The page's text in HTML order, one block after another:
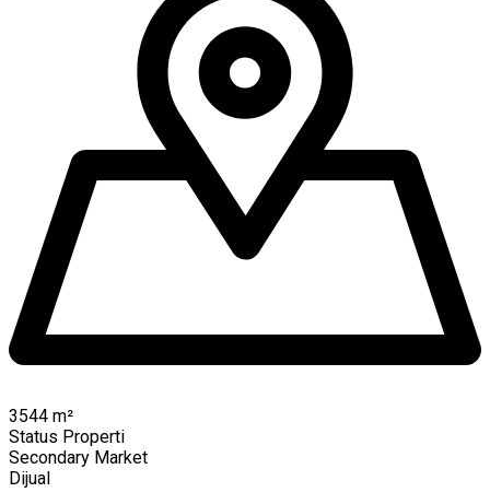
3544 m²
Status Properti
Secondary Market
Dijual